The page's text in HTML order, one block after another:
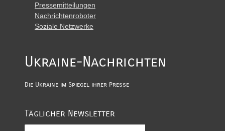
Pressemitteilungen
Nachrichtenroboter
Soziale Netzwerke
Ukraine-Nachrichten
Die Ukraine im Spiegel ihrer Presse
Täglicher Newsletter